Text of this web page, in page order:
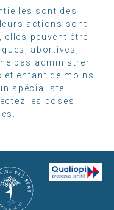
sont des
actions sont
peuvent être
abortives,
pas administrer
et enfant de moins
spécialiste
les doses